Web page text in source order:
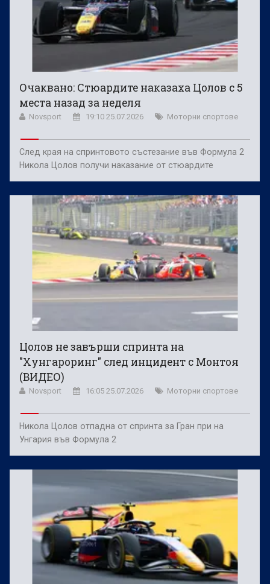
Очаквано: Стюардите наказаха Цолов с 5
места назад за неделя
Novsport 19:10 25.07.2026 Моторни спортове
След края на спринтовото състезание във Формула 2
Никола Цолов получи наказание от стюардите
Цолов не завърши спринта на
"Хунгароринг" след инцидент с Монтоя
(ВИДЕО)
Novsport 16:05 25.07.2026 Моторни спортове
Никола Цолов отпадна от спринта за Гран при на
Унгария във Формула 2